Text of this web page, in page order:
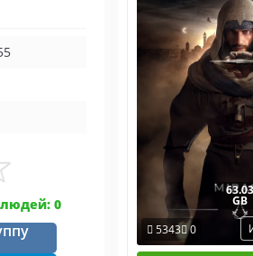
0
63.03
GB
5343 0